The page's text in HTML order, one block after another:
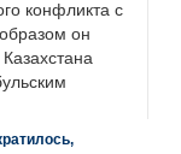
конфликта с
он